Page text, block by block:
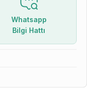
Whatsapp
Bilgi Hattı